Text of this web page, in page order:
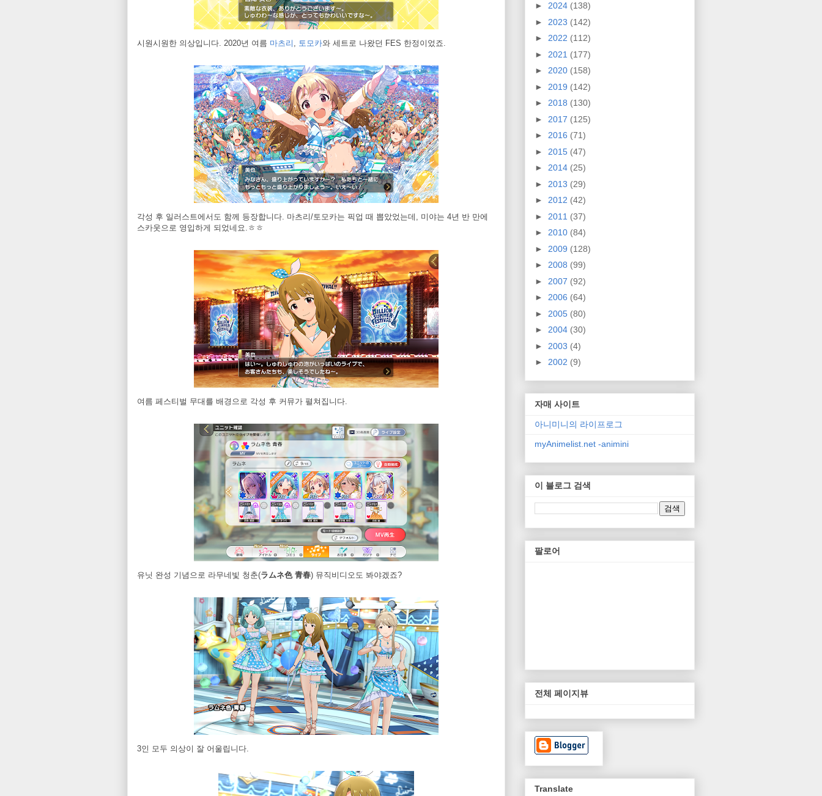
시원시원한 의상입니다. 2020년 여름 마츠리 , 토모카와 세트로 나왔던 FES 한정이었죠.
각성 후 일러스트에서도 함께 등장합니다. 마츠리/토모카는 픽업 때 뽑았었는데, 미야는 4년 반 만에
스카웃으로 영입하게 되었네요.ㅎㅎ
여름 페스티벌 무대를 배경으로 각성 후 커뮤가 펼쳐집니다.
유닛 완성 기념으로 라무네빛 청춘(ラムネ色 青春) 뮤직비디오도 봐야겠죠?
3인 모두 의상이 잘 어울립니다.
► 2024 (138)
► 2023 (142)
► 2022 (112)
► 2021 (177)
► 2020 (158)
► 2019 (142)
► 2018 (130)
► 2017 (125)
► 2016 (71)
► 2015 (47)
► 2014 (25)
► 2013 (29)
► 2012 (42)
► 2011 (37)
► 2010 (84)
► 2009 (128)
► 2008 (99)
► 2007 (92)
► 2006 (64)
► 2005 (80)
► 2004 (30)
► 2003 (4)
► 2002 (9)
자매 사이트
아니미니의 라이프로그
myAnimelist.net -animini
이 블로그 검색
팔로어
전체 페이지뷰
Translate